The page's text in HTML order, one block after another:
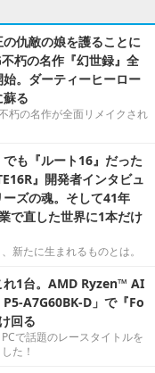
仇敵の娘を護ることに
朽の名作『幻世録』全
。ダーティーヒーロー
る
朽の名作が全面リメイクされ
も『ルート16』だった
』開発者インタビュ
ズの魂。そして41年
で直した世界に1本だけ
新たに生まれるものとは。
れ1台。AMD Ryzen™ AI
A7G60BK-D」で『Fo
回る
で話題のレースタイトルを
た！